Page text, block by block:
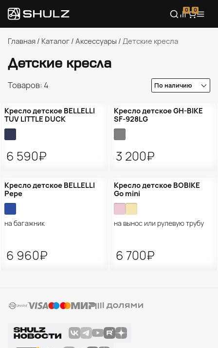
0 0
Главная / Каталог / Аксессуары / Детские кресла
Детские кресла
Товаров: 4
Кресло детское BELLELLI
TUV LITTLE DUCK
6 590₽
Кресло детское GH-BIKE
SF-928LG
3 200₽
Кресло детское BELLELLI
Pepe
на багажник
6 960₽
Кресло детское BOBIKE
Go mini
на вынос или рулевую трубу
6 700₽